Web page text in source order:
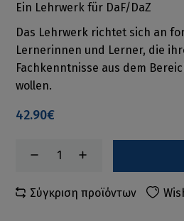
Ein Lehrwerk für DaF/DaZ
Das Lehrwerk richtet sich an
Lernerinnen und Lerner, die
Fachkenntnisse aus dem
wollen.
42.90€
Σύγκριση προϊόντων